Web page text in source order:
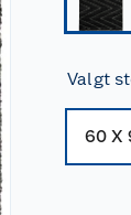
Valgt
60 X